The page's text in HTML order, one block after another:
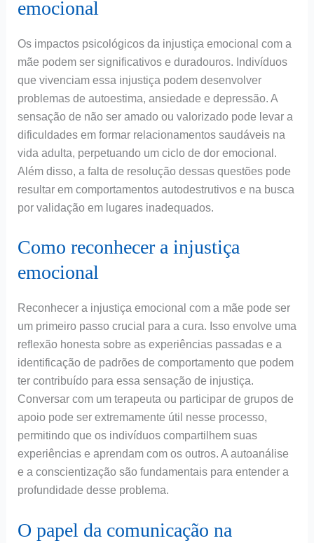
emocional
Os impactos psicológicos da injustiça emocional com a
mãe podem ser significativos e duradouros. Indivíduos
que vivenciam essa injustiça podem desenvolver
problemas de autoestima, ansiedade e depressão. A
sensação de não ser amado ou valorizado pode levar a
dificuldades em formar relacionamentos saudáveis na
vida adulta, perpetuando um ciclo de dor emocional.
Além disso, a falta de resolução dessas questões pode
resultar em comportamentos autodestrutivos e na busca
por validação em lugares inadequados.
Como reconhecer a injustiça
emocional
Reconhecer a injustiça emocional com a mãe pode ser
um primeiro passo crucial para a cura. Isso envolve uma
reflexão honesta sobre as experiências passadas e a
identificação de padrões de comportamento que podem
ter contribuído para essa sensação de injustiça.
Conversar com um terapeuta ou participar de grupos de
apoio pode ser extremamente útil nesse processo,
permitindo que os indivíduos compartilhem suas
experiências e aprendam com os outros. A autoanálise
e a conscientização são fundamentais para entender a
profundidade desse problema.
O papel da comunicação na